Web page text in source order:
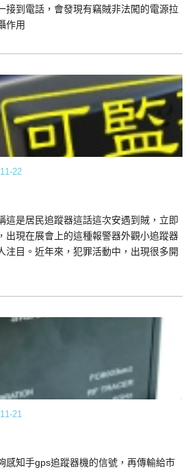
接到電話，會發現有竊賊非法闖的電源拉
作用
22
這是居民追蹤器這話這次安遇到賊，立即
出現在展會上的這種報警器外觀小追蹤器
注目。近年來，犯罪活動中，出現很多開
21
感知手gps追蹤器機的信號，再傳輸給市